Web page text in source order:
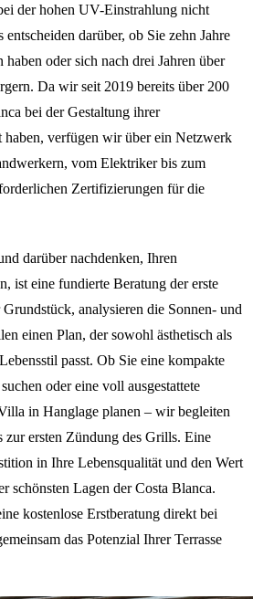
der hohen UV-Einstrahlung nicht
darüber, ob Sie zehn Jahre
oder sich nach drei Jahren über
Da wir seit 2019 bereits über 200
bei der Gestaltung ihrer
haben, verfügen wir über ein Netzwerk
vom Elektriker bis zum
Zertifizierungen für die
darüber nachdenken, Ihren
ist eine fundierte Beratung der erste
analysieren die Sonnen- und
einen Plan, der sowohl ästhetisch als
passt. Ob Sie eine kompakte
oder eine voll ausgestattete
in Hanglage planen – wir begleiten
zur ersten Zündung des Grills. Eine
in Ihre Lebensqualität und den Wert
schönsten Lagen der Costa Blanca.
kostenlose Erstberatung direkt bei
das Potenzial Ihrer Terrasse